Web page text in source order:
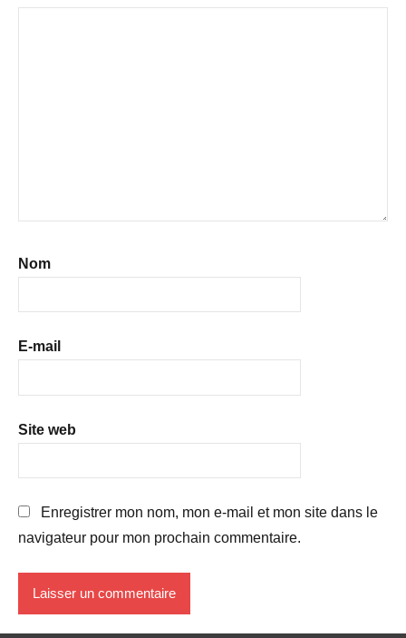
Nom
E-mail
Site web
Enregistrer mon nom, mon e-mail et mon site dans le
navigateur pour mon prochain commentaire.